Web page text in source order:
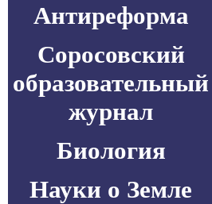
Антиреформа
Соросовский
образовательный
журнал
Биология
Науки о Земле